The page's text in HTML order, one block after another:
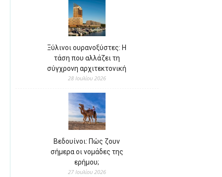
Ξύλινοι ουρανοξύστες: Η
τάση που αλλάζει τη
σύγχρονη αρχιτεκτονική
28 Ιουλίου 2026
Βεδουίνοι: Πώς ζουν
σήμερα οι νομάδες της
ερήμου;
27 Ιουλίου 2026